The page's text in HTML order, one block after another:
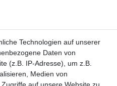
Technologien auf unserer
Daten von
(z.B. IP-Adresse), um z.B.
Medien von